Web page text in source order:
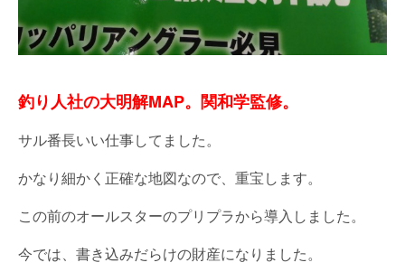
釣り人社の大明解MAP。関和学監修。
サル番長いい仕事してました。
かなり細かく正確な地図なので、重宝します。
この前のオールスターのプリプラから導入しました。
今では、書き込みだらけの財産になりました。